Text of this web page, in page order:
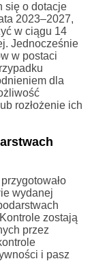
się o dotacje
2023–2027,
w ciągu 14
Jednocześnie
w postaci
dla
rozłożenie ich
wydanej
zostają
przez
i pasz